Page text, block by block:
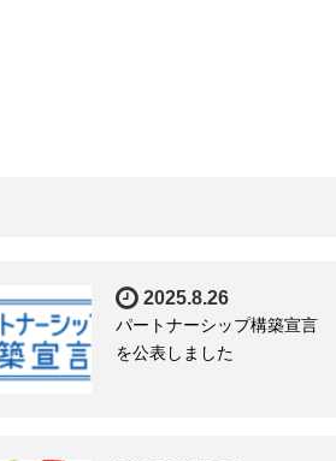
2025.8.26
パートナーシップ構築宣言
を公表しました